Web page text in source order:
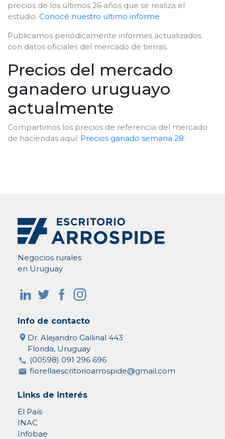
precios de los últimos 26 años que se realiza el
estudio. Conocé nuestro último informe
Publicamos periódicamente informes actualizados
con datos oficiales del mercado de tierras.
Precios del mercado
ganadero uruguayo
actualmente
Compartimos los precios de referencia del mercado
de haciendas aquí: Precios ganado semana 28
Negocios rurales
en Uruguay
Info de contacto
Dr. Alejandro Gallinal 443
Florida, Uruguay
(00598) 091 296 696
fiorellaescritorioarrospide@gmail.com
Links de interés
El País
INAC
Infobae